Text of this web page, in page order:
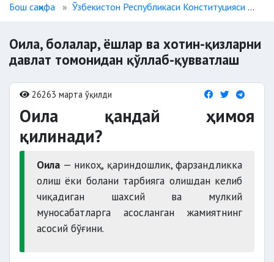
Бош саҳифа Ўзбекистон Республикаси Конституцияси
Оила, болалар, ёшлар ва хотин-қизларни
давлат томонидан қўллаб-қувватлаш
26263 марта ўқилди
Оила қандай ҳимоя
қилинади?
Оила — никоҳ, қариндошлик, фарзандликка
олиш ёки болани тарбияга олишдан келиб
чиқадиган шахсий ва мулкий
муносабатларга асосланган жамиятнинг
асосий бўғини.